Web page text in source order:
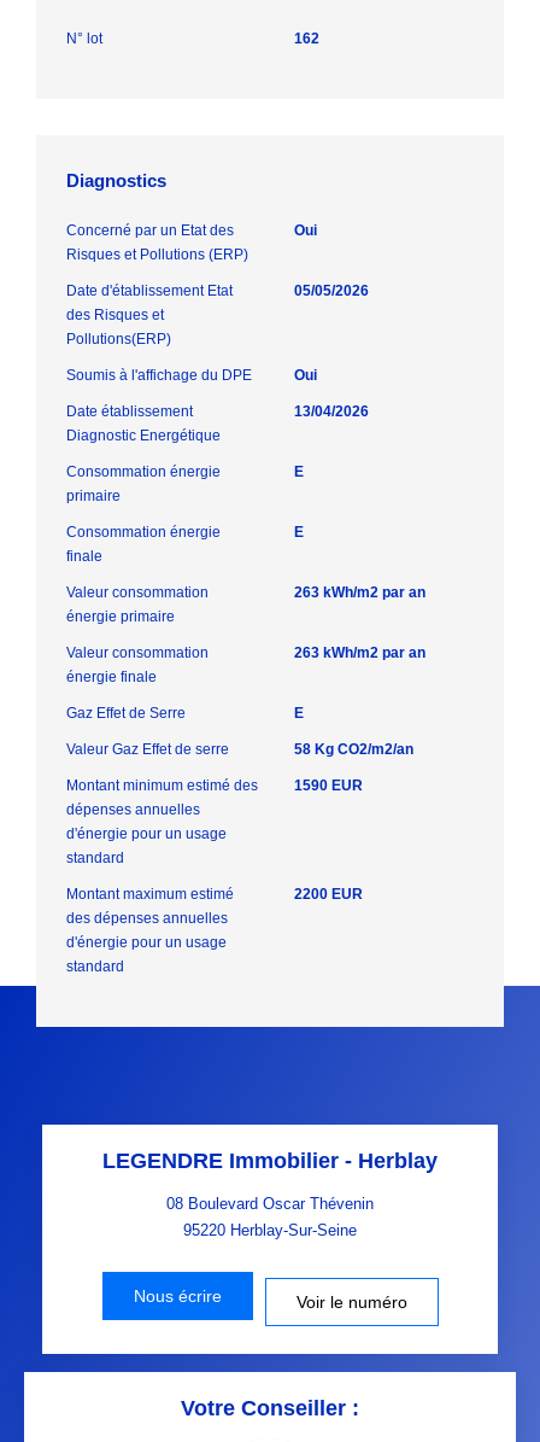
N° lot 162
Diagnostics
Concerné par un Etat des
Risques et Pollutions (ERP)
Oui
Date d'établissement Etat
des Risques et
Pollutions(ERP)
05/05/2026
Soumis à l'affichage du DPE Oui
Date établissement
Diagnostic Energétique
13/04/2026
Consommation énergie
primaire
E
Consommation énergie
finale
E
Valeur consommation
énergie primaire
263 kWh/m2 par an
Valeur consommation
énergie finale
263 kWh/m2 par an
Gaz Effet de Serre E
Valeur Gaz Effet de serre 58 Kg CO2/m2/an
Montant minimum estimé des
dépenses annuelles
d'énergie pour un usage
standard
1590 EUR
Montant maximum estimé
des dépenses annuelles
d'énergie pour un usage
standard
2200 EUR
LEGENDRE Immobilier - Herblay
08 Boulevard Oscar Thévenin
95220 Herblay-Sur-Seine
Nous écrire Voir le numéro
Votre Conseiller :